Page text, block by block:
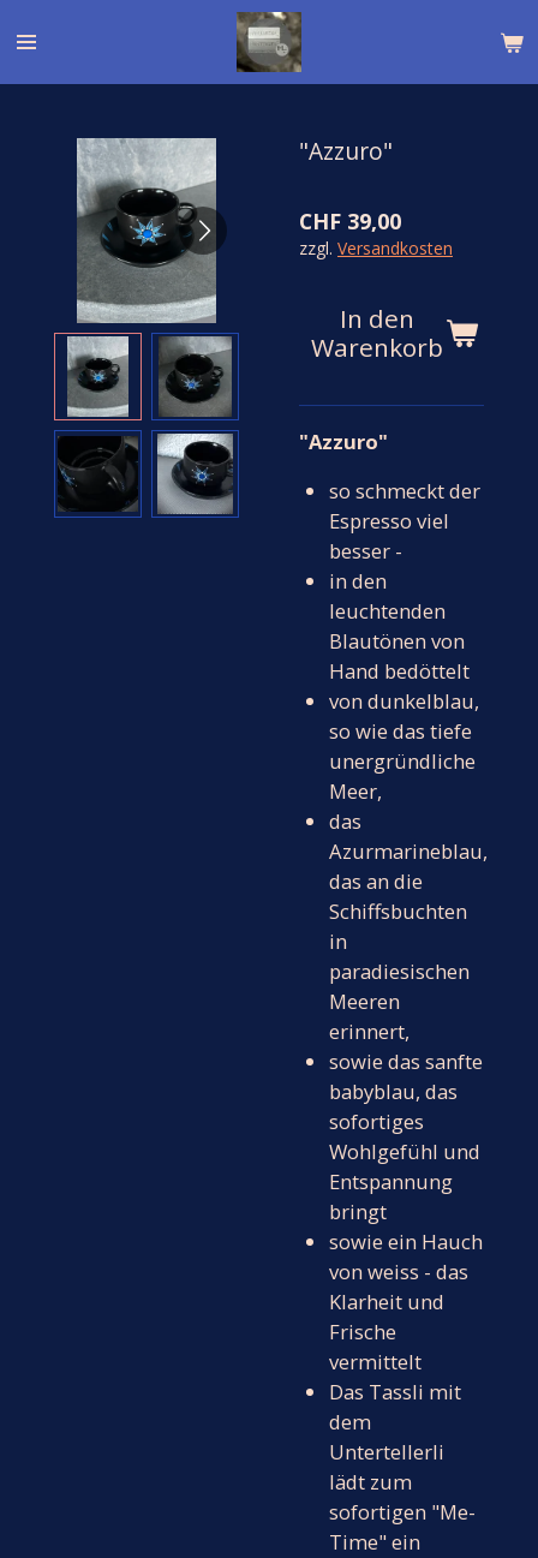
Hauptinhalt
springen
"Azzuro"
CHF 39,00
zzgl. Versandkosten
In den
Warenkorb
"Azzuro"
so schmeckt der
Espresso viel
besser -
in den
leuchtenden
Blautönen von
Hand bedöttelt
von dunkelblau,
so wie das tiefe
unergründliche
Meer,
das
Azurmarineblau,
das an die
Schiffsbuchten
in
paradiesischen
Meeren
erinnert,
sowie das sanfte
babyblau, das
sofortiges
Wohlgefühl und
Entspannung
bringt
sowie ein Hauch
von weiss - das
Klarheit und
Frische
vermittelt
Das Tassli mit
dem
Untertellerli
lädt zum
sofortigen "Me-
Time" ein